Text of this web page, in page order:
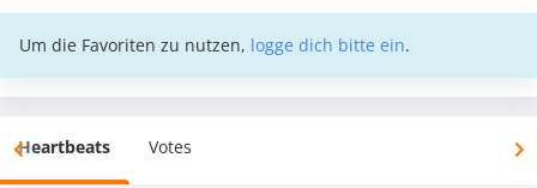
Um die Favoriten zu nutzen, logge dich bitte ein.
Heartbeats Votes